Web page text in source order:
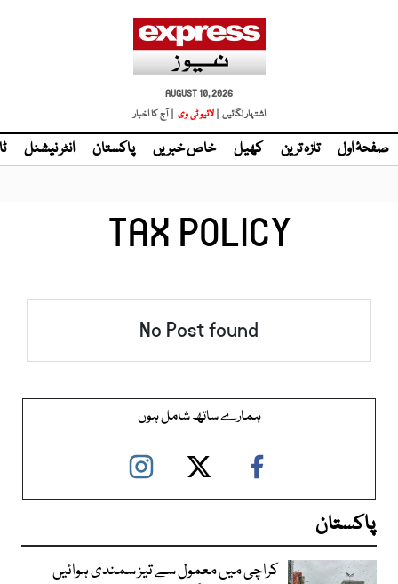
AUGUST 10, 2026
اشتہار لگائیں | لائیو ٹی وی | آج کا اخبار
صفحۂ اول تازہ ترین کھیل خاص خبریں پاکستان انٹر نیشنل
TAX POLICY
No Post found
ہمارے ساتھ شامل ہوں
پاکستان
کراچی میں معمول سے تیز سمندی ہوائیں